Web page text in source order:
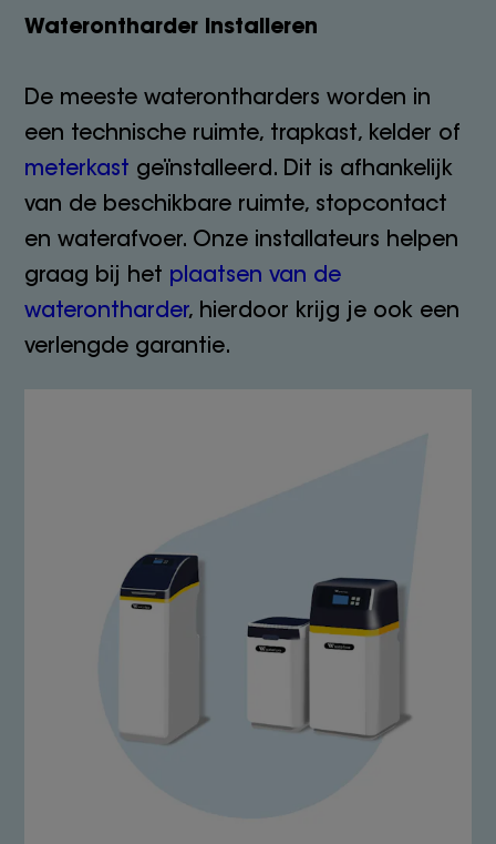
Waterontharder installeren
De meeste waterontharders worden in
een technische ruimte, trapkast, kelder of
meterkast geïnstalleerd. Dit is afhankelijk
van de beschikbare ruimte, stopcontact
en waterafvoer. Onze installateurs helpen
graag bij het plaatsen van de
waterontharder, hierdoor krijg je ook een
verlengde garantie.